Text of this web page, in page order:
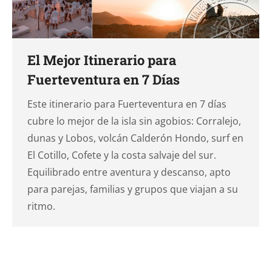
El Mejor Itinerario para
Fuerteventura en 7 Días
Este itinerario para Fuerteventura en 7 días
cubre lo mejor de la isla sin agobios: Corralejo,
dunas y Lobos, volcán Calderón Hondo, surf en
El Cotillo, Cofete y la costa salvaje del sur.
Equilibrado entre aventura y descanso, apto
para parejas, familias y grupos que viajan a su
ritmo.